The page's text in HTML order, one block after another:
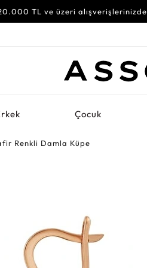
TL ve üzeri alışverişlerinizde
Çocuk
Renkli Damla Küpe